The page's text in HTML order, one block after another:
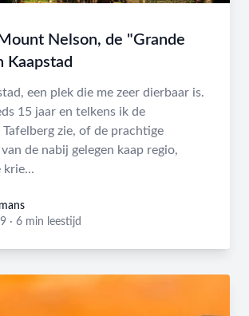
Nelson, de "Grande
Kaapstad
een plek die me zeer dierbaar is.
15 jaar en telkens ik de
zie, of de prachtige
de nabij gelegen kaap regio,
krie...
· 6 min leestijd